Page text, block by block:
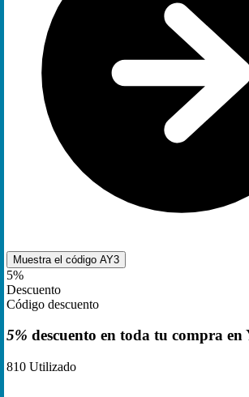
Muestra el código AY3
5%
Descuento
Código descuento
5% descuento en toda tu compra en
810 Utilizado